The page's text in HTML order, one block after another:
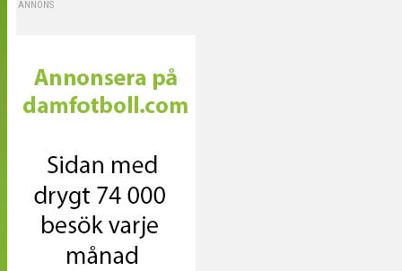
ANNONS